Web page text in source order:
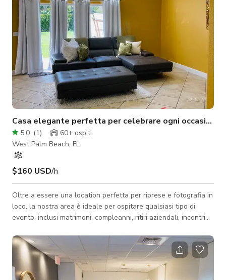
Casa elegante perfetta per celebrare ogni occasione
5.0 (1) 60+ ospiti
West Palm Beach, FL
$160 USD/h
Oltre a essere una location perfetta per riprese e fotografia in
loco, la nostra area è ideale per ospitare qualsiasi tipo di
evento, inclusi matrimoni, compleanni, ritiri aziendali, incontri
zona pranzo, sala colazione, soggiorno familiare, soggiorno,
tre camere da letto e due bagni. Posso organizzare uno chef
privato o un catering se necessiti dei loro servizi.